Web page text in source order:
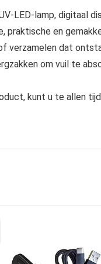
LED-lamp, digitaal
praktische en
verzamelen dat
om vuil te
kunt u te allen